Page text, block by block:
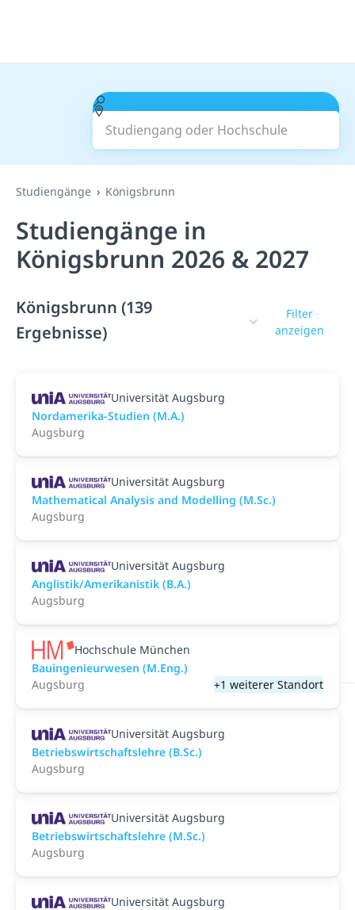
Studiengang oder Hochschule
Suchen
Studiengänge Königsbrunn
Studiengänge in
Königsbrunn 2026 & 2027
Königsbrunn (139
Ergebnisse)
Filter
anzeigen
Universität Augsburg
Nordamerika-Studien (M.A.)
Augsburg
Universität Augsburg
Mathematical Analysis and Modelling (M.Sc.)
Augsburg
Universität Augsburg
Anglistik/Amerikanistik (B.A.)
Augsburg
Hochschule München
Bauingenieurwesen (M.Eng.)
Augsburg
+1 weiterer Standort
Universität Augsburg
Betriebswirtschaftslehre (B.Sc.)
Augsburg
Universität Augsburg
Betriebswirtschaftslehre (M.Sc.)
Augsburg
Universität Augsburg